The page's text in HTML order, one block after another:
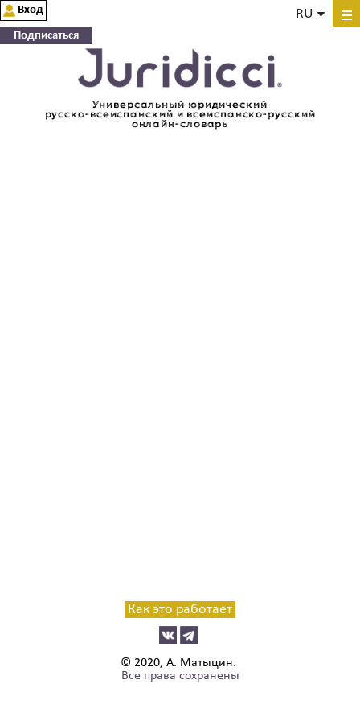
Универсальный юридический
русско-всеиспанский и всеиспанско-русский
онлайн-словарь
RU
Вход
Подписаться
Как это работает
© 2020, А. Матыцин.
Все права сохранены